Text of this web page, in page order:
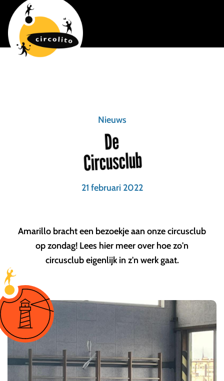
Nieuws
De
Circusclub
21 februari 2022
Amarillo bracht een bezoekje aan onze circusclub
op zondag! Lees hier meer over hoe zo'n
circusclub eigenlijk in z'n werk gaat.